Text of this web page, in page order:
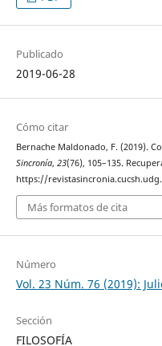
Publicado
2019-06-28
Cómo citar
Bernache Maldonado, F. (2019).
Sincronía, 23(76), 105–135.
https://
Más formatos de cita
Número
Vol. 23 Núm. 76 (2019):
Sección
FILOSOFÍA